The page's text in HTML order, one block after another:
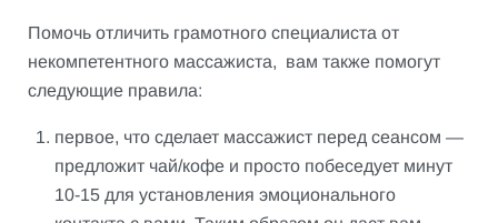
Помочь отличить грамотного специалиста от
некомпетентного массажиста, вам также помогут
следующие правила:
первое, что сделает массажист перед сеансом —
предложит чай/кофе и просто побеседует минут
10-15 для установления эмоционального